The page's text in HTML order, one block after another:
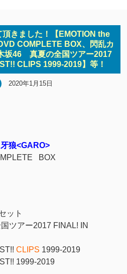
きました！【EMOTION the
COMPLETE BOX、閃乱カ
坂46 真夏の全国ツアー2017
CLIPS 1999-2019】等！
2020年1月15日
狼<GARO>
BOX
ット
ツアー2017 FINAL! IN
CLIPS 1999-2019
1999-2019